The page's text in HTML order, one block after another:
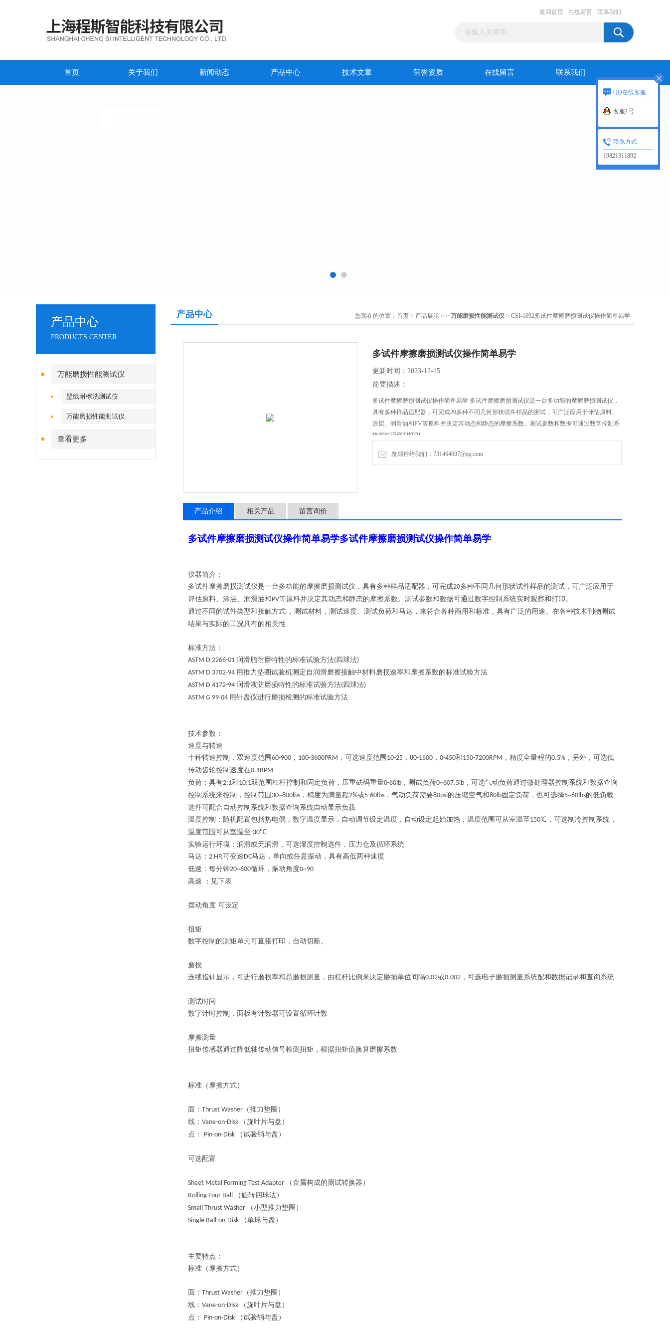
返回首页 在线留言 联系我们
首页 关于我们 新闻动态 产品中心 技术文章 荣誉资质 在线留言 联系我们
产品中心
PRODUCTS CENTER
万能磨损性能测试仪
壁纸耐檫洗测试仪
万能磨损性能测试仪
查看更多
产品中心 您现在的位置： 首页 > 产品展示 > > 万能磨损性能测试仪 > CSI-1092多试件摩擦磨损测试仪操作简单易学
多试件摩擦磨损测试仪操作简单易学
更新时间：2023-12-15
简要描述：
多试件摩擦磨损测试仪操作简单易学 多试件摩擦磨损测试仪是一台多功能的摩擦磨损测试仪，
具有多种样品适配器，可完成20多种不同几何形状试件样品的测试，可广泛应用于评估原料、
涂层、润滑油和PV等原料并决定其动态和静态的摩擦系数。测试参数和数据可通过数字控制系
统实时观察和打印。
发邮件给我们：731464697@qq.com
产品介绍 相关产品 留言询价
多试件摩擦磨损测试仪操作简单易学多试件摩擦磨损测试仪操作简单易学
仪器简介：
多试件摩擦磨损测试仪是一台多功能的摩擦磨损测试仪，具有多种样品适配器，可完成20多种不同几何形状试件样品的测试，可广泛应用于
评估原料、涂层、润滑油和 PV等原料并决定其动态和静态的摩擦系数。测试参数和数据可通过数字控制系统实时观察和打印。
通过不同的试件类型和接触方式 ，测试材料，测试速度、测试负荷和马达，来符合各种商用和标准，具有广泛的用途。在各种技术刊物测试
结果与实际的工况具有的相关性
标准方法：
ASTM D 2266-01 润滑脂耐磨特性的标准试验方法(四球法)
ASTM D 3702-94 用推力垫圈试验机测定自润滑磨擦接触中材料磨损速率和摩擦系数的标准试验方法
ASTM D 4172-94 润滑液防磨损特性的标准试验方法(四球法)
ASTM G 99-04 用针盘仪进行磨损检测的标准试验方法
技术参数：
速度与转速
十种转速控制，双速度范围 60-900 ， 100-3600PRM ，可选速度范围 10-25 ， 80-1800 ， 0-450和 150-7200RPM ，精度全量程的0.5% ，另外，可选低
传动齿轮控制速度在0.1RPM
负荷 ： 具有2:1和 10:1双范围杠杆控制和固定负荷，压重砝码重量0-80lb ，测试负荷0~807.5lb ，可选气动负荷通过微处理器控制系统和数据查询
控制系统来控制，控制范围 30~800lbs ，精度为满量程2%或5-60lbs ，气动负荷需要80psi的压缩空气和80lb固定负荷，也可选择5~60lbs的低负载
选件可配合自动控制系统和数据查询系统自动显示负载
温度控制 ： 随机配置包括热电偶，数字温度显示，自动调节设定温度，自动设定起始加热，温度范围可从室温至 150℃，可选制冷控制系统，
温度范围可从室温至-30℃
实验运行环境 ： 润滑或无润滑，可选湿度控制选件，压力仓及循环系统
马达 ： 2 HP,可变速DC马达，单向或任意振动，具有高低两种速度
低速：每分钟20~600循环，振动角度0~90
高速
：见下表
摆动角度 可设定
扭矩
数字控制的测矩单元可直接打印，自动切断。
磨损
连续指针显示，可进行磨损率和总磨损测量，由杠杆比例来决定磨损单位间隔0.02或0.002 ，可选电子磨损测量系统配和数据记录和查询系统
测试时间
数字计时控制，面板有计数器可设置循环计数
摩擦测量
扭矩传感器通过降低轴传动信号检测扭矩，根据扭矩值换算磨擦系数
标准（摩擦方式）
面： Thrust Washer （推力垫圈）
线： Vane-on-Disk
（旋叶片与盘）
点：
Pin-on-Disk （试验销与盘）
可选配置
Sheet Metal Forming Test Adapter
（金属构成的测试转换器）
Rolling Four Ball
（旋转四球法）
Small Thrust Washer
（小型推力垫圈）
Single Ball-on-Disk
（单球与盘）
主要特点：
标准（摩擦方式）
面： Thrust Washer （推力垫圈）
线： Vane-on-Disk
（旋叶片与盘）
点：
Pin-on-Disk （试验销与盘）
QQ在线客服
客服1号
联系方式
19821311892